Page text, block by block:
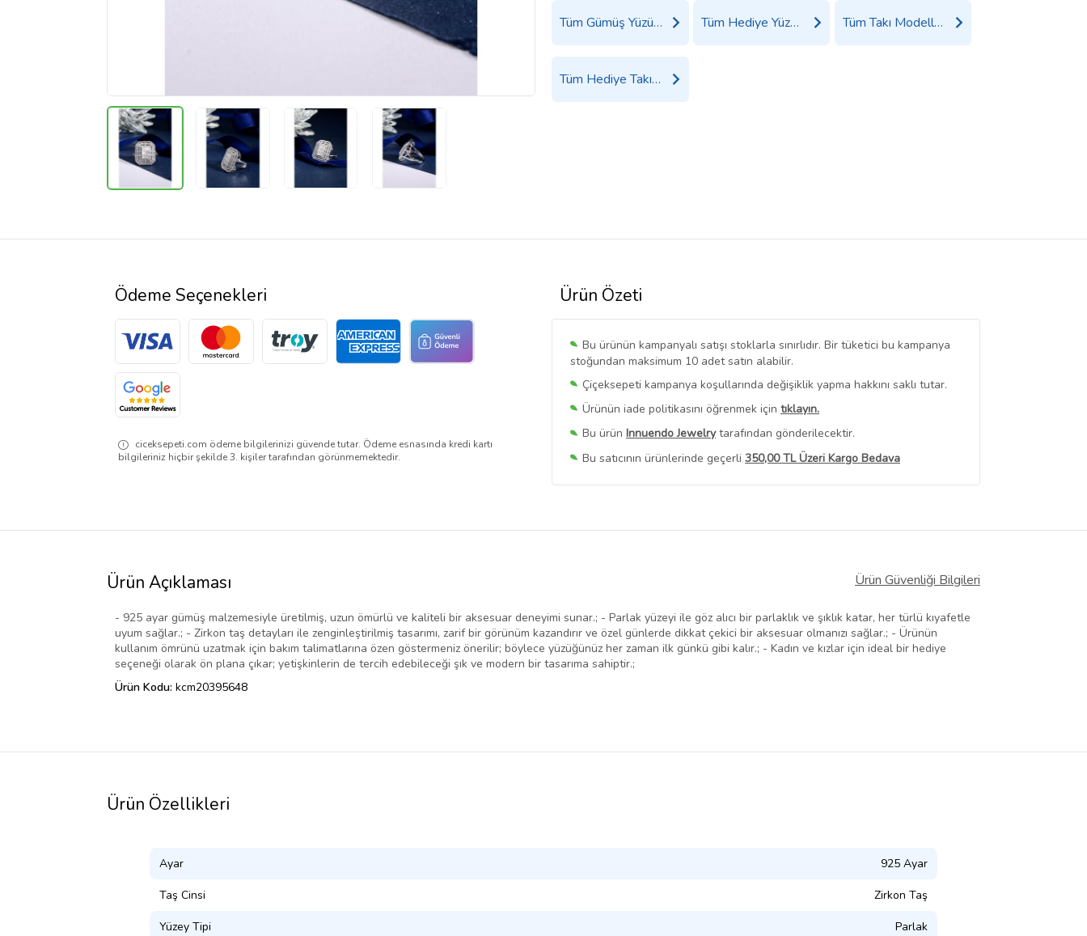
Tüm Gümüş Yüzük Ürünleri Tüm Hediye Yüzük Ürünleri Tüm Takı Modelleri Ürünleri
Tüm Hediye Takı, Saat ve Aksesuar Ürünleri
Ürün Özeti
Bu ürünün kampanyalı satışı stoklarla sınırlıdır. Bir tüketici bu kampanya
stoğundan maksimum 10 adet satın alabilir.
Çiçeksepeti kampanya koşullarında değişiklik yapma hakkını saklı tutar.
Ürünün iade politikasını öğrenmek için tıklayın.
Bu ürün Innuendo Jewelrytarafından gönderilecektir.
Bu satıcının ürünlerinde geçerli 350,00 TL Üzeri Kargo Bedava
Bu SatıcınınTüm Ürünlerini Görüntüle
Ödeme Seçenekleri
ciceksepeti.com ödeme bilgilerinizi güvende tutar. Ödeme esnasında kredi kartı
bilgileriniz hiçbir şekilde 3. kişiler tarafından görünmemektedir.
Ürün Açıklaması Ürün Güvenliği Bilgileri
- 925 ayar gümüş malzemesiyle üretilmiş, uzun ömürlü ve kaliteli bir aksesuar deneyimi sunar.; - Parlak yüzeyi ile göz alıcı bir parlaklık ve şıklık katar, her türlü kıyafetle
uyum sağlar.; - Zirkon taş detayları ile zenginleştirilmiş tasarımı, zarif bir görünüm kazandırır ve özel günlerde dikkat çekici bir aksesuar olmanızı sağlar.; - Ürünün
kullanım ömrünü uzatmak için bakım talimatlarına özen göstermeniz önerilir; böylece yüzüğünüz her zaman ilk günkü gibi kalır.; - Kadın ve kızlar için ideal bir hediye
seçeneği olarak ön plana çıkar; yetişkinlerin de tercih edebileceği şık ve modern bir tasarıma sahiptir.;
Ürün Kodu: kcm20395648
Ürün Özellikleri
Ayar 925 Ayar
Taş Cinsi Zirkon Taş
Yüzey Tipi Parlak